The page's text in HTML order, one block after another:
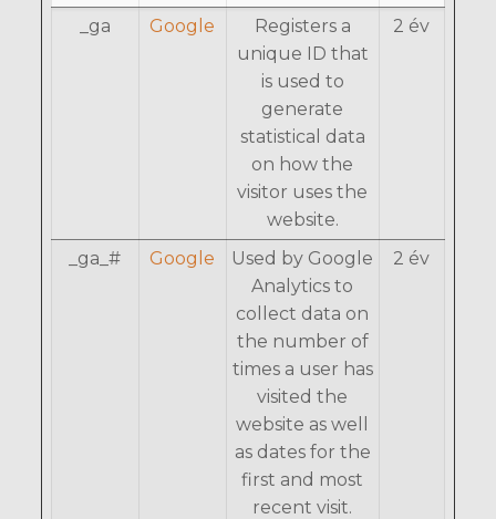
_ga
Google
Registers a
unique ID that
is used to
generate
statistical data
on how the
visitor uses the
website.
2 év
_ga_# Google
Used by Google
Analytics to
collect data on
the number of
times a user has
visited the
website as well
as dates for the
first and most
recent visit.
2 év